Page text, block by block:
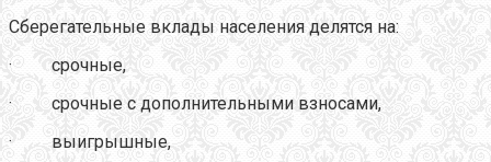
Сберегательные вклады населения делятся на:
· срочные,
· срочные с дополнительными взносами,
· выигрышные,